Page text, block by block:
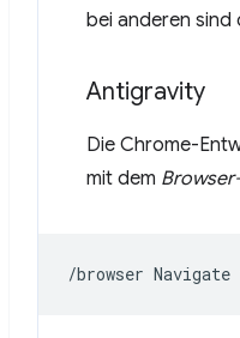
bei anderen sind
Antigravity
Die Chrome-
mit dem
/browser Navigate